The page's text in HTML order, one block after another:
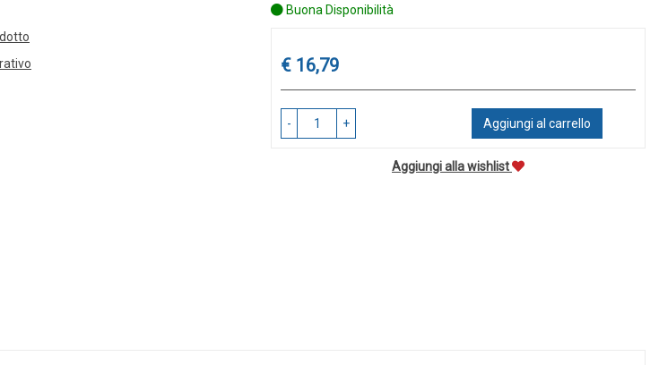
Buona Disponibilità
Prezzo
€ 16,79
- + Aggiungi al carrello
Aggiungi alla wishlist